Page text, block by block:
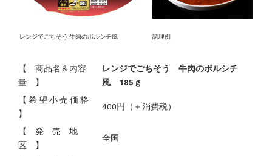
レンジでごちそう 牛肉のボルシチ風 調理例
【 商品名＆内容
量 】
レンジでごちそう 牛肉のボルシチ
風 185ｇ
【 希 望 小 売 価 格
】
400円（＋消費税）
【 発 売 地
区 】
全国